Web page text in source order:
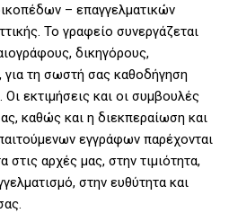
– επαγγελματικών
Το γραφείο συνεργάζεται
δικηγόρους,
τη σωστή σας καθοδήγηση
εκτιμήσεις και οι συμβουλές
καθώς και η διεκπεραίωση και
εγγράφων παρέχονται
αρχές μας, στην τιμιότητα,
στην ευθύτητα και